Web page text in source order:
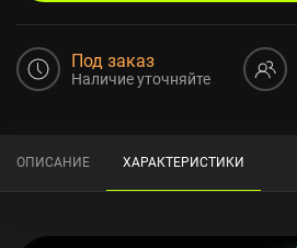
Под заказ
Наличие уточняйте
ОПИСАНИЕ ХАРАКТЕРИСТИКИ